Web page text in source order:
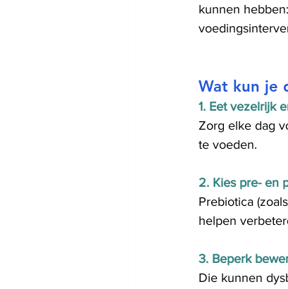
kunnen
Wat kun je
1. Eet vezelrijk
Zorg elke dag
te voeden.
2. Kies pre- en
Prebiotica
helpen
3. Beperk
Die kunnen